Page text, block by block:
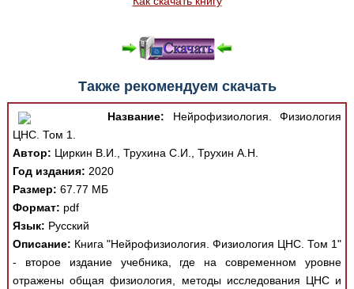
Также рекомендуем скачать
Название: Нейрофизиология. Физиология
ЦНС. Том 1.
Автор: Циркин В.И., Трухина С.И., Трухин А.Н.
Год издания: 2020
Размер: 67.77 МБ
Формат: pdf
Язык: Русский
Описание: Книга "Нейрофизиология. Физиология ЦНС. Том 1"
- второе издание учебника, где на современном уровне
отражены общая физиология, методы исследования ЦНС и